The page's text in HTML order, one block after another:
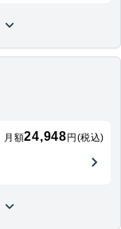
月額24,948 円(税込)